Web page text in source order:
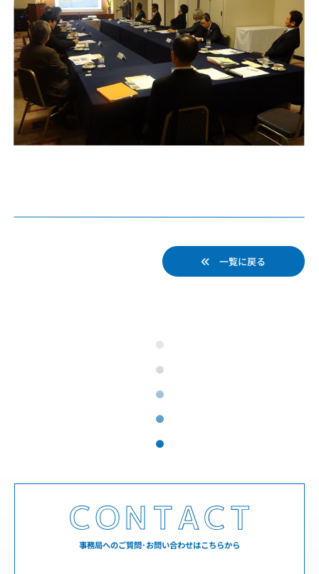
一覧に戻る
事務局へのご質問･お問い合わせはこちらから